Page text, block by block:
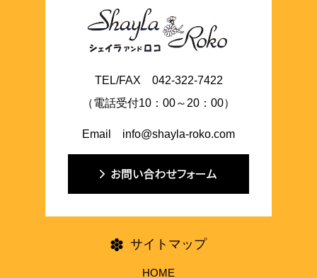
TEL/FAX 042-322-7422
（電話受付10：00～20：00）
Email info@shayla-roko.com
サイトマップ
HOME